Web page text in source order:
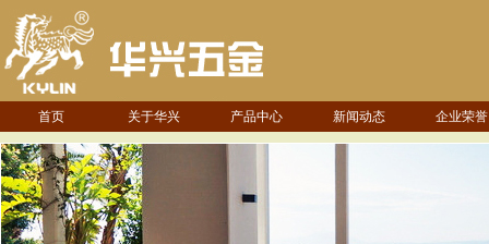
首页 关于华兴 产品中心 新闻动态 企业荣誉